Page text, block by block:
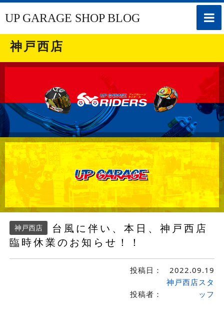
toggle
UP GARAGE SHOP BLOG
神戸西店
神戸西店
台風に伴い、本日、神戸西店
臨時休業のお知らせ！！
投稿日： 2022.09.19
投稿者：
神戸西店スタ
ッフ